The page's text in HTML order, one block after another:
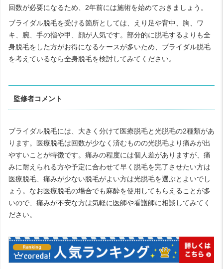
回数が必要になるため、2年前には施術を始めておきましょう。
ブライダル脱毛を受ける箇所としては、えり足や背中、胸、ワ
キ、腕、手の指や甲、顔が人気です。部分的に脱毛するよりも全
身脱毛をした方がお得になるケースが多いため、ブライダル脱毛
を考えているなら全身脱毛を検討してみてください。
監修者コメント
ブライダル脱毛には、大きく分けて医療脱毛と光脱毛の2種類があ
ります。医療脱毛は回数が少なく済むものの光脱毛より痛みが出
やすいことが特徴です。痛みの程度には個人差がありますが、痛
みに耐えられる方や予定に合わせて早く脱毛を完了させたい方は
医療脱毛、痛みが少ない脱毛がよい方は光脱毛を選ぶとよいでし
ょう。なお医療脱毛の場合でも麻酔を使用してもらえることが多
いので、痛みが不安な方は気軽に医師や看護師に相談してみてく
ださい。